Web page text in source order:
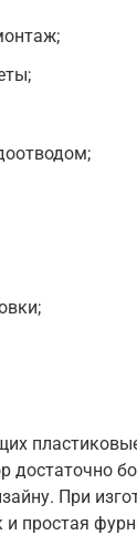
достаточно
При
и простая